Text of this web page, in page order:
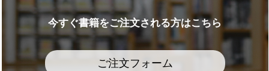
今すぐ書籍をご注文される方はこちら
ご注文フォーム